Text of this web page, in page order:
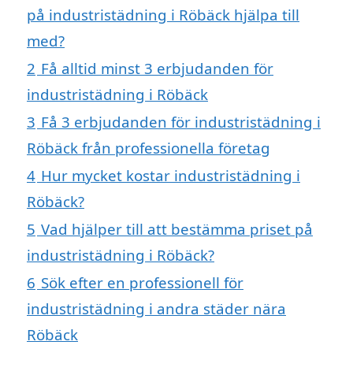
på industristädning i Röbäck hjälpa till
med?
2 Få alltid minst 3 erbjudanden för
industristädning i Röbäck
3 Få 3 erbjudanden för industristädning i
Röbäck från professionella företag
4 Hur mycket kostar industristädning i
Röbäck?
5 Vad hjälper till att bestämma priset på
industristädning i Röbäck?
6 Sök efter en professionell för
industristädning i andra städer nära
Röbäck